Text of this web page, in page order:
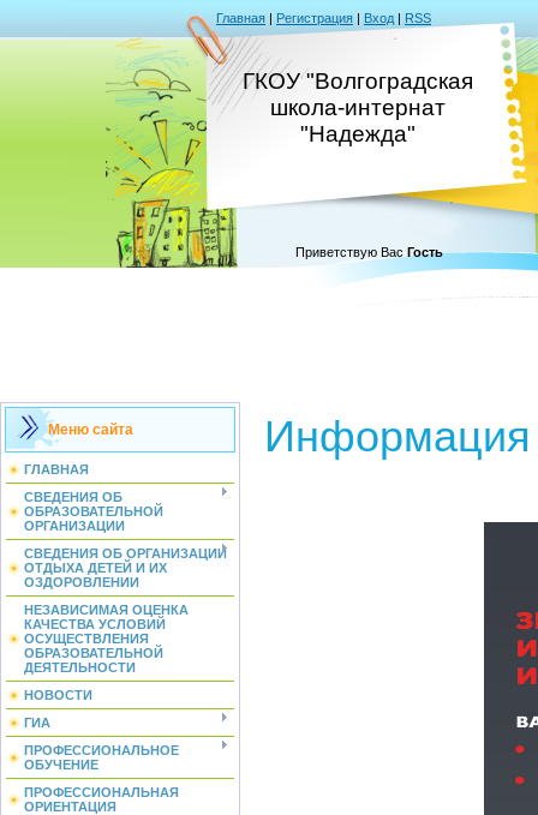
Главная | Регистрация | Вход | RSS
ГКОУ "Волгоградская
школа-интернат
"Надежда"
Приветствую Вас Гость
Меню сайта
ГЛАВНАЯ
СВЕДЕНИЯ ОБ
ОБРАЗОВАТЕЛЬНОЙ
ОРГАНИЗАЦИИ
СВЕДЕНИЯ ОБ ОРГАНИЗАЦИИ
ОТДЫХА ДЕТЕЙ И ИХ
ОЗДОРОВЛЕНИИ
НЕЗАВИСИМАЯ ОЦЕНКА
КАЧЕСТВА УСЛОВИЙ
ОСУЩЕСТВЛЕНИЯ
ОБРАЗОВАТЕЛЬНОЙ
ДЕЯТЕЛЬНОСТИ
НОВОСТИ
ГИА
ПРОФЕССИОНАЛЬНОЕ
ОБУЧЕНИЕ
ПРОФЕССИОНАЛЬНАЯ
ОРИЕНТАЦИЯ
Информация